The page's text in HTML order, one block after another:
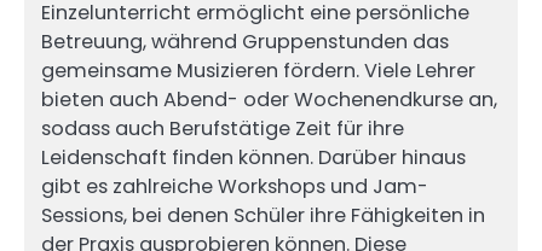
Einzelunterricht ermöglicht eine persönliche
Betreuung, während Gruppenstunden das
gemeinsame Musizieren fördern. Viele Lehrer
bieten auch Abend- oder Wochenendkurse an,
sodass auch Berufstätige Zeit für ihre
Leidenschaft finden können. Darüber hinaus
gibt es zahlreiche Workshops und Jam-
Sessions, bei denen Schüler ihre Fähigkeiten in
der Praxis ausprobieren können. Diese